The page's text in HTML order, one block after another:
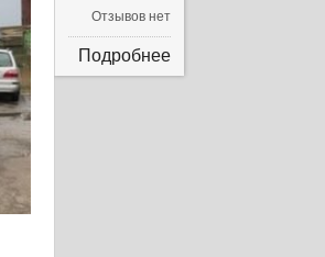
Отзывов нет
Подробнее